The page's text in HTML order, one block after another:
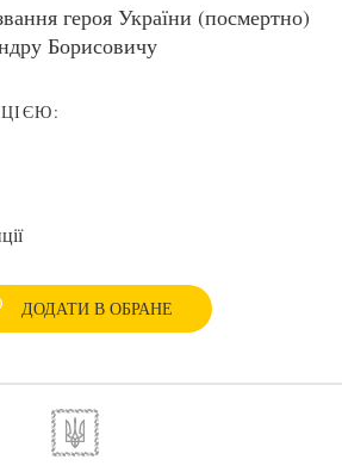
героя України (посмертно)
Борисовичу
ДОДАТИ В ОБРАНЕ